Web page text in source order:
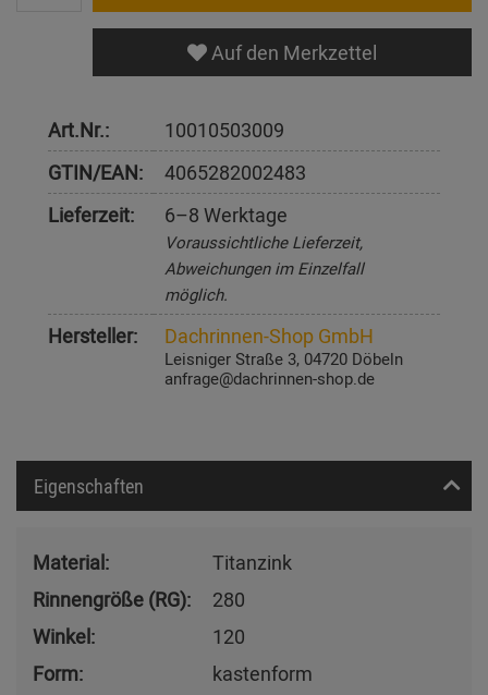
Auf den Merkzettel
Art.Nr.:
10010503009
GTIN/EAN:
4065282002483
Lieferzeit:
6–8 Werktage
Voraussichtliche Lieferzeit,
Abweichungen im Einzelfall
möglich.
Hersteller: Dachrinnen-Shop GmbH
Leisniger Straße 3, 04720 Döbeln
anfrage@dachrinnen-shop.de
Eigenschaften
Material:
Titanzink
Rinnengröße (RG):
280
Winkel:
120
Form:
kastenform